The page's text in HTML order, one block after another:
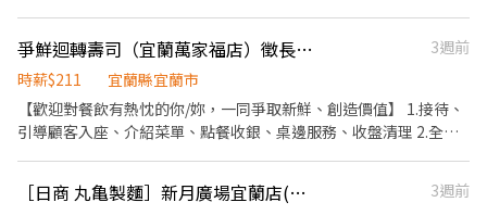
起成長、一起創造回憶的地方。 ⸻ 【工作職缺】 餐飲人員（起
薪 $210 起） * 菜單介紹、點餐及送餐服務 * 簡易飲品及餐食製作 *
協助調酒師完成飲品製作 * 活動推廣、商品包裝及備料 * 辨識酒
品、環境及器具清潔維護 ⸻ 廚房助手（起薪 $210 起） * 協助
外場夥伴合作，提供順暢的用餐體驗 ⸻ 調酒師（起薪 $250
爭鮮迴轉壽司（宜蘭萬家福店）徵長期兼職
3週前
時薪$211
宜蘭縣宜蘭市
【歡迎對餐飲有熱忱的你/妳，一同爭取新鮮、創造價值】 1.接待、
引導顧客入座、介紹菜單、點餐收銀、桌邊服務、收盤清理 2.全方
［日商 丸亀製麵］新月廣場宜蘭店(069)-長期兼職夥伴/廚助/工讀生
3週前